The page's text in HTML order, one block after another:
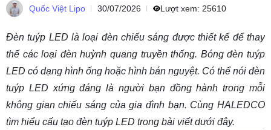
Quốc Việt Lipo 30/07/2026 Lượt xem: 25610
Đèn tuýp LED là loại đèn chiếu sáng được thiết kế để thay
thế các loại đèn huỳnh quang truyền thống. Bóng đèn tuýp
LED có dạng hình ống hoặc hình bán nguyệt. Có thể nói đèn
tuýp LED xứng đáng là người bạn đồng hành trong mỗi
không gian chiếu sáng của gia đình bạn. Cùng HALEDCO
tìm hiểu cấu tạo đèn tuýp LED trong bài viết dưới đây.